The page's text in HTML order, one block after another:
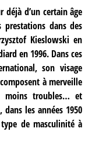
déjà d’un certain âge
dans des
Kieslowski en
en 1996. Dans ces
son visage
à merveille
moins troubles… et
les années 1950
de masculinité à